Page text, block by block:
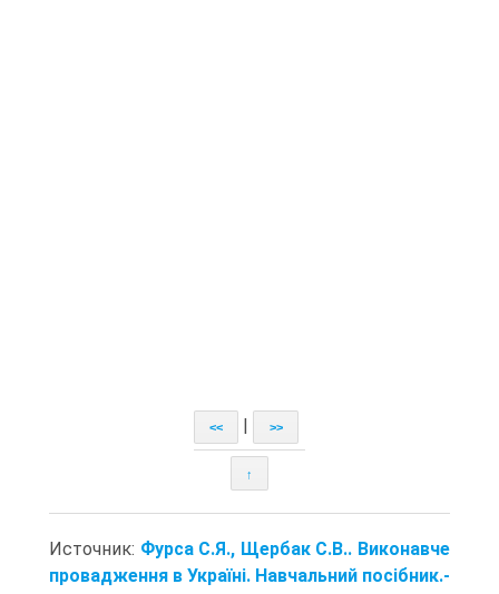
<< >>
↑
Источник: Фурса С.Я., Щербак С.В.. Виконавче
провадження в Україні. Навчальний посібник.-